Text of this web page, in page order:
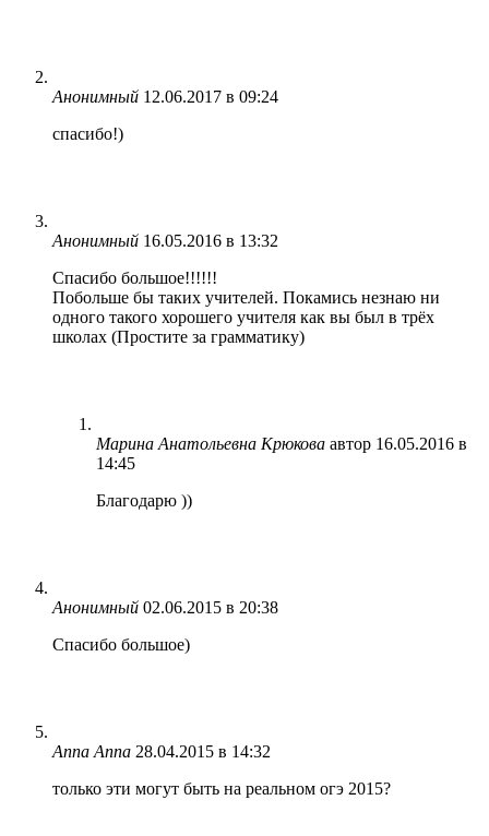
Анонимный 12.06.2017 в 09:24
спасибо!)
Анонимный 16.05.2016 в 13:32
Спасибо большое!!!!!!
Побольше бы таких учителей. Покамись незнаю ни
одного такого хорошего учителя как вы был в трёх
школах (Простите за грамматику)
Марина Анатольевна Крюкова автор 16.05.2016 в
14:45
Благодарю ))
Анонимный 02.06.2015 в 20:38
Спасибо большое)
Anna Anna 28.04.2015 в 14:32
только эти могут быть на реальном огэ 2015?